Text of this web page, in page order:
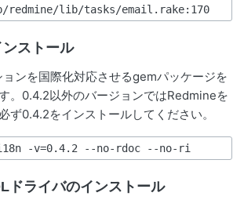
ストール
ンを国際化対応させるgemパッケージを
。0.4.2以外のバージョンではRedmineを
ず0.4.2をインストールしてください。
-v=0.4.2 --no-rdoc --no-ri
ドライバのインストール